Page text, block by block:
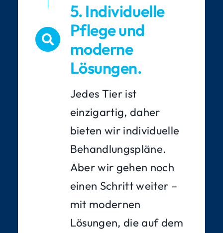
5. Individuelle
Pflege und
moderne
Lösungen.
Jedes Tier ist
einzigartig, daher
bieten wir individuelle
Behandlungspläne.
Aber wir gehen noch
einen Schritt weiter –
mit modernen
Lösungen, die auf dem